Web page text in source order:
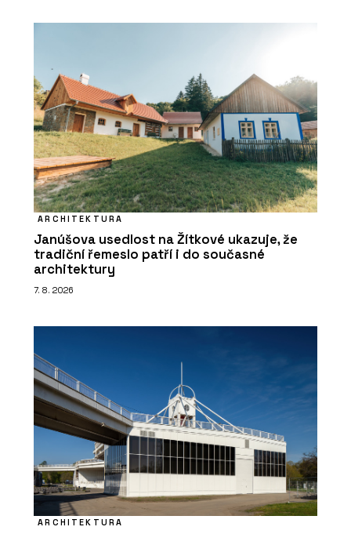
ARCHITEKTURA
Janúšova usedlost na Žítkové ukazuje, že
tradiční řemeslo patří i do současné
architektury
7. 8. 2026
ARCHITEKTURA